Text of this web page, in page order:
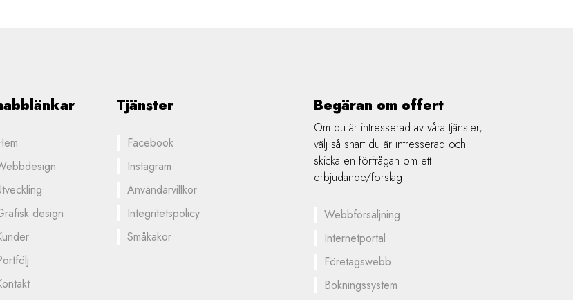
design
Tjänster
Facebook
Instagram
Användarvillkor
Integritetspolicy
Småkakor
Begäran om offert
Om du är intresserad av våra tjänster,
välj så snart du är intresserad och
skicka en förfrågan om ett
erbjudande/förslag
Webbförsäljning
Internetportal
Företagswebb
Bokningssystem